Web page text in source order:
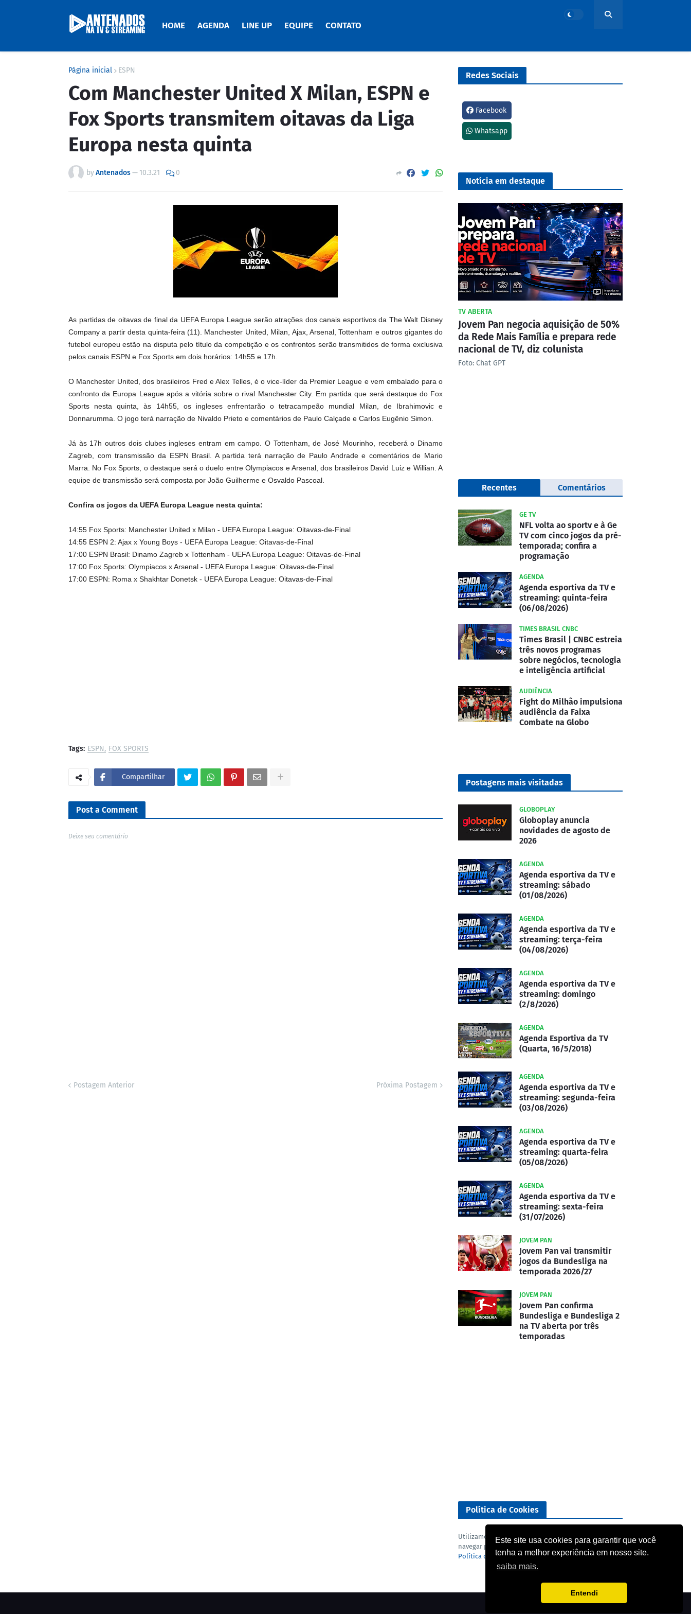
Este site usa cookies para garantir que você
tenha a melhor experiência em nosso site.
saiba mais.
Entendi
HOME AGENDA LINE UP EQUIPE CONTATO
Página inicial ESPN
Com Manchester United X Milan, ESPN e
Fox Sports transmitem oitavas da Liga
Europa nesta quinta
byAntenados— 10.3.21 0
As partidas de oitavas de final da UEFA Europa League serão atrações dos canais esportivos da The Walt Disney
Company a partir desta quinta-feira (11). Manchester United, Milan, Ajax, Arsenal, Tottenham e outros gigantes do
futebol europeu estão na disputa pelo título da competição e os confrontos serão transmitidos de forma exclusiva
pelos canais ESPN e Fox Sports em dois horários: 14h55 e 17h.
O Manchester United, dos brasileiros Fred e Alex Telles, é o vice-líder da Premier League e vem embalado para o
confronto da Europa League após a vitória sobre o rival Manchester City. Em partida que será destaque do Fox
Sports nesta quinta, às 14h55, os ingleses enfrentarão o tetracampeão mundial Milan, de Ibrahimovic e
Donnarumma. O jogo terá narração de Nivaldo Prieto e comentários de Paulo Calçade e Carlos Eugênio Simon.
Já às 17h outros dois clubes ingleses entram em campo. O Tottenham, de José Mourinho, receberá o Dinamo
Zagreb, com transmissão da ESPN Brasil. A partida terá narração de Paulo Andrade e comentários de Mario
Marra. No Fox Sports, o destaque será o duelo entre Olympiacos e Arsenal, dos brasileiros David Luiz e Willian. A
equipe de transmissão será composta por João Guilherme e Osvaldo Pascoal.
Confira os jogos da UEFA Europa League nesta quinta:
14:55 Fox Sports: Manchester United x Milan - UEFA Europa League: Oitavas-de-Final
14:55 ESPN 2: Ajax x Young Boys - UEFA Europa League: Oitavas-de-Final
17:00 ESPN Brasil: Dinamo Zagreb x Tottenham - UEFA Europa League: Oitavas-de-Final
17:00 Fox Sports: Olympiacos x Arsenal - UEFA Europa League: Oitavas-de-Final
17:00 ESPN: Roma x Shakhtar Donetsk - UEFA Europa League: Oitavas-de-Final
Tags: ESPN FOX SPORTS
Compartilhar
Post a Comment
Deixe seu comentário
Postagem Anterior Próxima Postagem
Redes Sociais
Facebook
Whatsapp
Notícia em destaque
TV ABERTA
Jovem Pan negocia aquisição de 50%
da Rede Mais Família e prepara rede
nacional de TV, diz colunista
Foto: Chat GPT
Recentes Comentários
GE TV
NFL volta ao sportv e à Ge
TV com cinco jogos da pré-
temporada; confira a
programação
AGENDA
Agenda esportiva da TV e
streaming: quinta-feira
(06/08/2026)
TIMES BRASIL CNBC
Times Brasil | CNBC estreia
três novos programas
sobre negócios, tecnologia
e inteligência artificial
AUDIÊNCIA
Fight do Milhão impulsiona
audiência da Faixa
Combate na Globo
Postagens mais visitadas
GLOBOPLAY
Globoplay anuncia
novidades de agosto de
2026
AGENDA
Agenda esportiva da TV e
streaming: sábado
(01/08/2026)
AGENDA
Agenda esportiva da TV e
streaming: terça-feira
(04/08/2026)
AGENDA
Agenda esportiva da TV e
streaming: domingo
(2/8/2026)
AGENDA
Agenda Esportiva da TV
(Quarta, 16/5/2018)
AGENDA
Agenda esportiva da TV e
streaming: segunda-feira
(03/08/2026)
AGENDA
Agenda esportiva da TV e
streaming: quarta-feira
(05/08/2026)
AGENDA
Agenda esportiva da TV e
streaming: sexta-feira
(31/07/2026)
JOVEM PAN
Jovem Pan vai transmitir
jogos da Bundesliga na
temporada 2026/27
JOVEM PAN
Jovem Pan confirma
Bundesliga e Bundesliga 2
na TV aberta por três
temporadas
Política de Cookies
Utilizamos cookies para analisar o nosso tráfego. Ao
navegar pelo blog você concorda com a nossa
Política de privacidadeeTermo de uso.